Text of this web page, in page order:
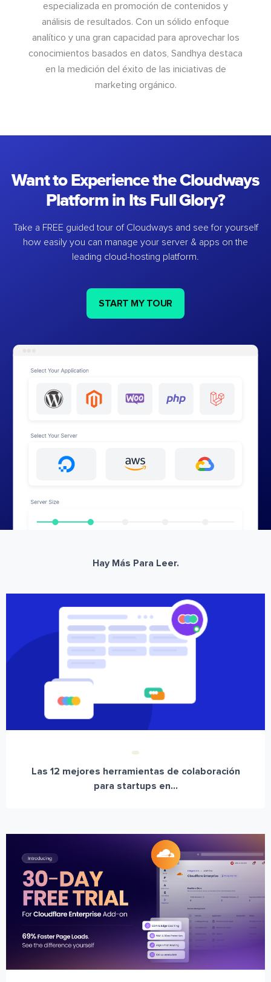
especializada en promoción de contenidos y
análisis de resultados. Con un sólido enfoque
analítico y una gran capacidad para aprovechar los
conocimientos basados en datos, Sandhya destaca
en la medición del éxito de las iniciativas de
marketing orgánico.
Want to Experience the Cloudways
Platform in Its Full Glory?
Take a FREE guided tour of Cloudways and see for yourself
how easily you can manage your server & apps on the
leading cloud-hosting platform.
START MY TOUR
Hay Más Para Leer.
Las 12 mejores herramientas de colaboración
para startups en...